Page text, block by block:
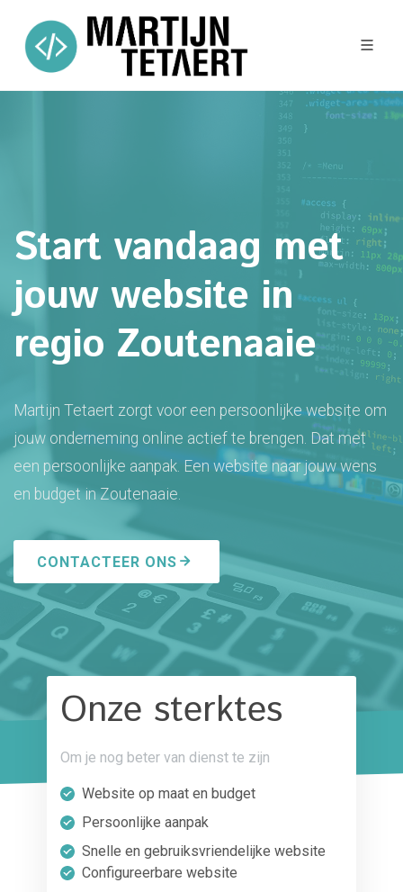
Start vandaag met
jouw website in
regio Zoutenaaie
Martijn Tetaert zorgt voor een persoonlijke website om
jouw onderneming online actief te brengen. Dat met
een persoonlijke aanpak. Een website naar jouw wens
en budget in Zoutenaaie.
CONTACTEER ONS
Onze sterktes
Om je nog beter van dienst te zijn
Website op maat en budget
Persoonlijke aanpak
Snelle en gebruiksvriendelijke website
Configureerbare website